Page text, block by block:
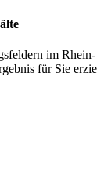
im
für Sie